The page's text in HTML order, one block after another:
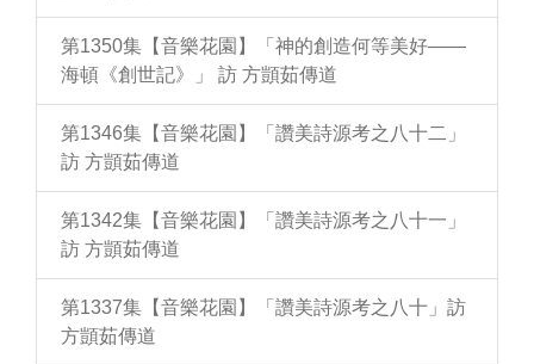
第1350集【音樂花園】「神的創造何等美好——
海頓《創世記》」 訪 方顗茹傳道
第1346集【音樂花園】「讚美詩源考之八十二」
訪 方顗茹傳道
第1342集【音樂花園】「讚美詩源考之八十一」
訪 方顗茹傳道
第1337集【音樂花園】「讚美詩源考之八十」訪
方顗茹傳道